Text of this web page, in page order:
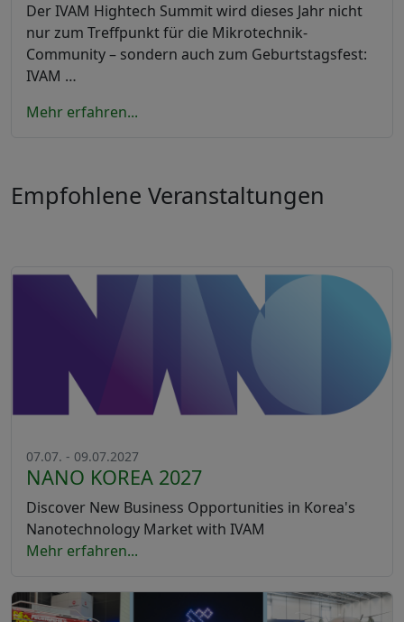
Der IVAM Hightech Summit wird dieses Jahr nicht
nur zum Treffpunkt für die Mikrotechnik-
Community – sondern auch zum Geburtstagsfest:
IVAM …
Mehr erfahren...
Empfohlene Veranstaltungen
07.07. - 09.07.2027
NANO KOREA 2027
Discover New Business Opportunities in Korea's
Nanotechnology Market with IVAM
Mehr erfahren...